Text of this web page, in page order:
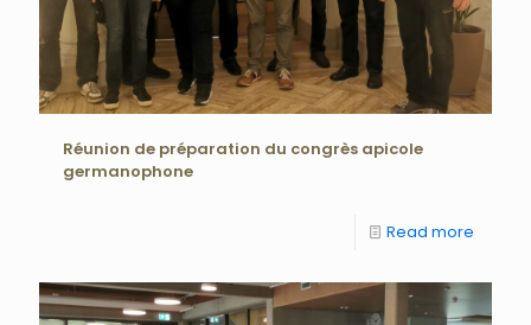
Réunion de préparation du congrès apicole
germanophone
Read more